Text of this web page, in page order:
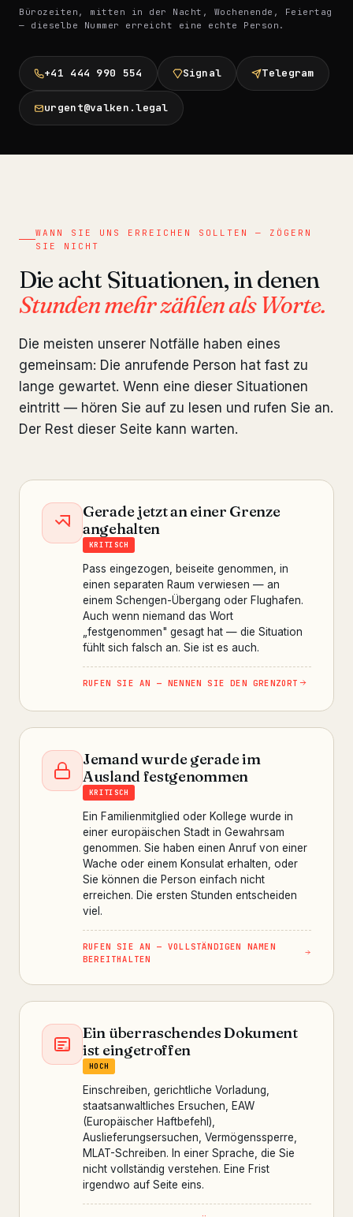
Bürozeiten, mitten in der Nacht, Wochenende, Feiertag
— dieselbe Nummer erreicht eine echte Person.
+41 444 990 554 Signal Telegram
urgent@valken.legal
WANN SIE UNS ERREICHEN SOLLTEN — ZÖGERN
SIE NICHT
Die acht Situationen, in denen
Stunden mehr zählen als Worte.
Die meisten unserer Notfälle haben eines
gemeinsam: Die anrufende Person hat fast zu
lange gewartet. Wenn eine dieser Situationen
eintritt — hören Sie auf zu lesen und rufen Sie an.
Der Rest dieser Seite kann warten.
Gerade jetzt an einer Grenze
angehalten
KRITISCH
Pass eingezogen, beiseite genommen, in
einen separaten Raum verwiesen — an
einem Schengen-Übergang oder Flughafen.
Auch wenn niemand das Wort
„festgenommen" gesagt hat — die Situation
fühlt sich falsch an. Sie ist es auch.
RUFEN SIE AN — NENNEN SIE DEN GRENZORT
Jemand wurde gerade im
Ausland festgenommen
KRITISCH
Ein Familienmitglied oder Kollege wurde in
einer europäischen Stadt in Gewahrsam
genommen. Sie haben einen Anruf von einer
Wache oder einem Konsulat erhalten, oder
Sie können die Person einfach nicht
erreichen. Die ersten Stunden entscheiden
viel.
RUFEN SIE AN — VOLLSTÄNDIGEN NAMEN
BEREITHALTEN
Ein überraschendes Dokument
ist eingetroffen
HOCH
Einschreiben, gerichtliche Vorladung,
staatsanwaltliches Ersuchen, EAW
(Europäischer Haftbefehl),
Auslieferungsersuchen, Vermögenssperre,
MLAT-Schreiben. In einer Sprache, die Sie
nicht vollständig verstehen. Eine Frist
irgendwo auf Seite eins.